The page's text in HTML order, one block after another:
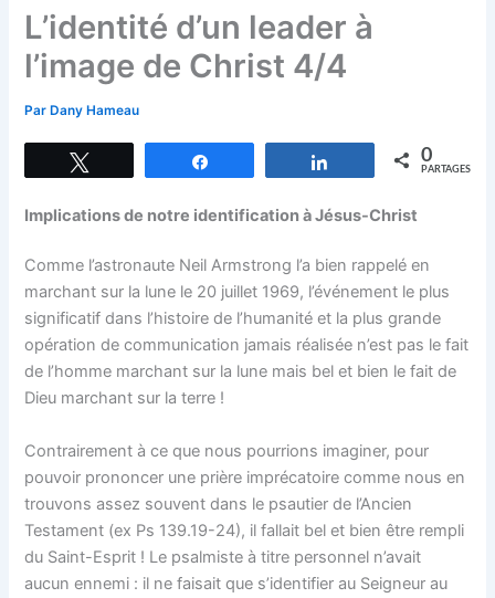
L’identité d’un leader à
l’image de Christ 4/4
ParDany Hameau
Partagez 0
PARTAGES
Implications de notre identification à Jésus-Christ
Comme l’astronaute Neil Armstrong l’a bien rappelé en
marchant sur la lune le 20 juillet 1969, l’événement le plus
significatif dans l’histoire de l’humanité et la plus grande
opération de communication jamais réalisée n’est pas le fait
de l’homme marchant sur la lune mais bel et bien le fait de
Dieu marchant sur la terre !
Contrairement à ce que nous pourrions imaginer, pour
pouvoir prononcer une prière imprécatoire comme nous en
trouvons assez souvent dans le psautier de l’Ancien
Testament (ex Ps 139.19-24), il fallait bel et bien être rempli
du Saint-Esprit ! Le psalmiste à titre personnel n’avait
aucun ennemi : il ne faisait que s’identifier au Seigneur au